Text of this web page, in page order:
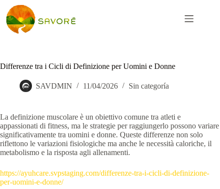
Differenze tra i Cicli di Definizione per Uomini e Donne
SAVDMIN 11/04/2026 Sin categoría
La definizione muscolare è un obiettivo comune tra atleti e
appassionati di fitness, ma le strategie per raggiungerlo possono variare
significativamente tra uomini e donne. Queste differenze non solo
riflettono le variazioni fisiologiche ma anche le necessità caloriche, il
metabolismo e la risposta agli allenamenti.
https://ayuhcare.svpstaging.com/differenze-tra-i-cicli-di-definizione-
per-uomini-e-donne/